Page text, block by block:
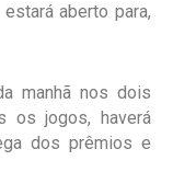
aberto para,
manhã nos dois
os jogos, haverá
dos prêmios e